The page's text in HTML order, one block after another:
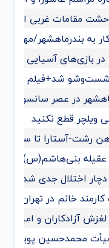
وحشت مقامات غربی از
به بندرماهشهر/مهدی
در بازی‌های آسیایی
شست‌وشو شد+فیلم و
در عصر سانسور و
ویلچر قطع نکنید
آستارا تا سال ‌۲۰۲۸
بنی‌هاشم(س) با
دچار اختلال جدی شد
آزادکاران و
محمدحسین